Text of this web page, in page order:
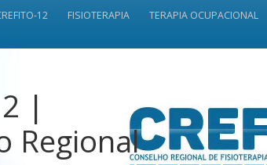
12 FISIOTERAPIA TERAPIA OCUPACIONAL
|
Regional